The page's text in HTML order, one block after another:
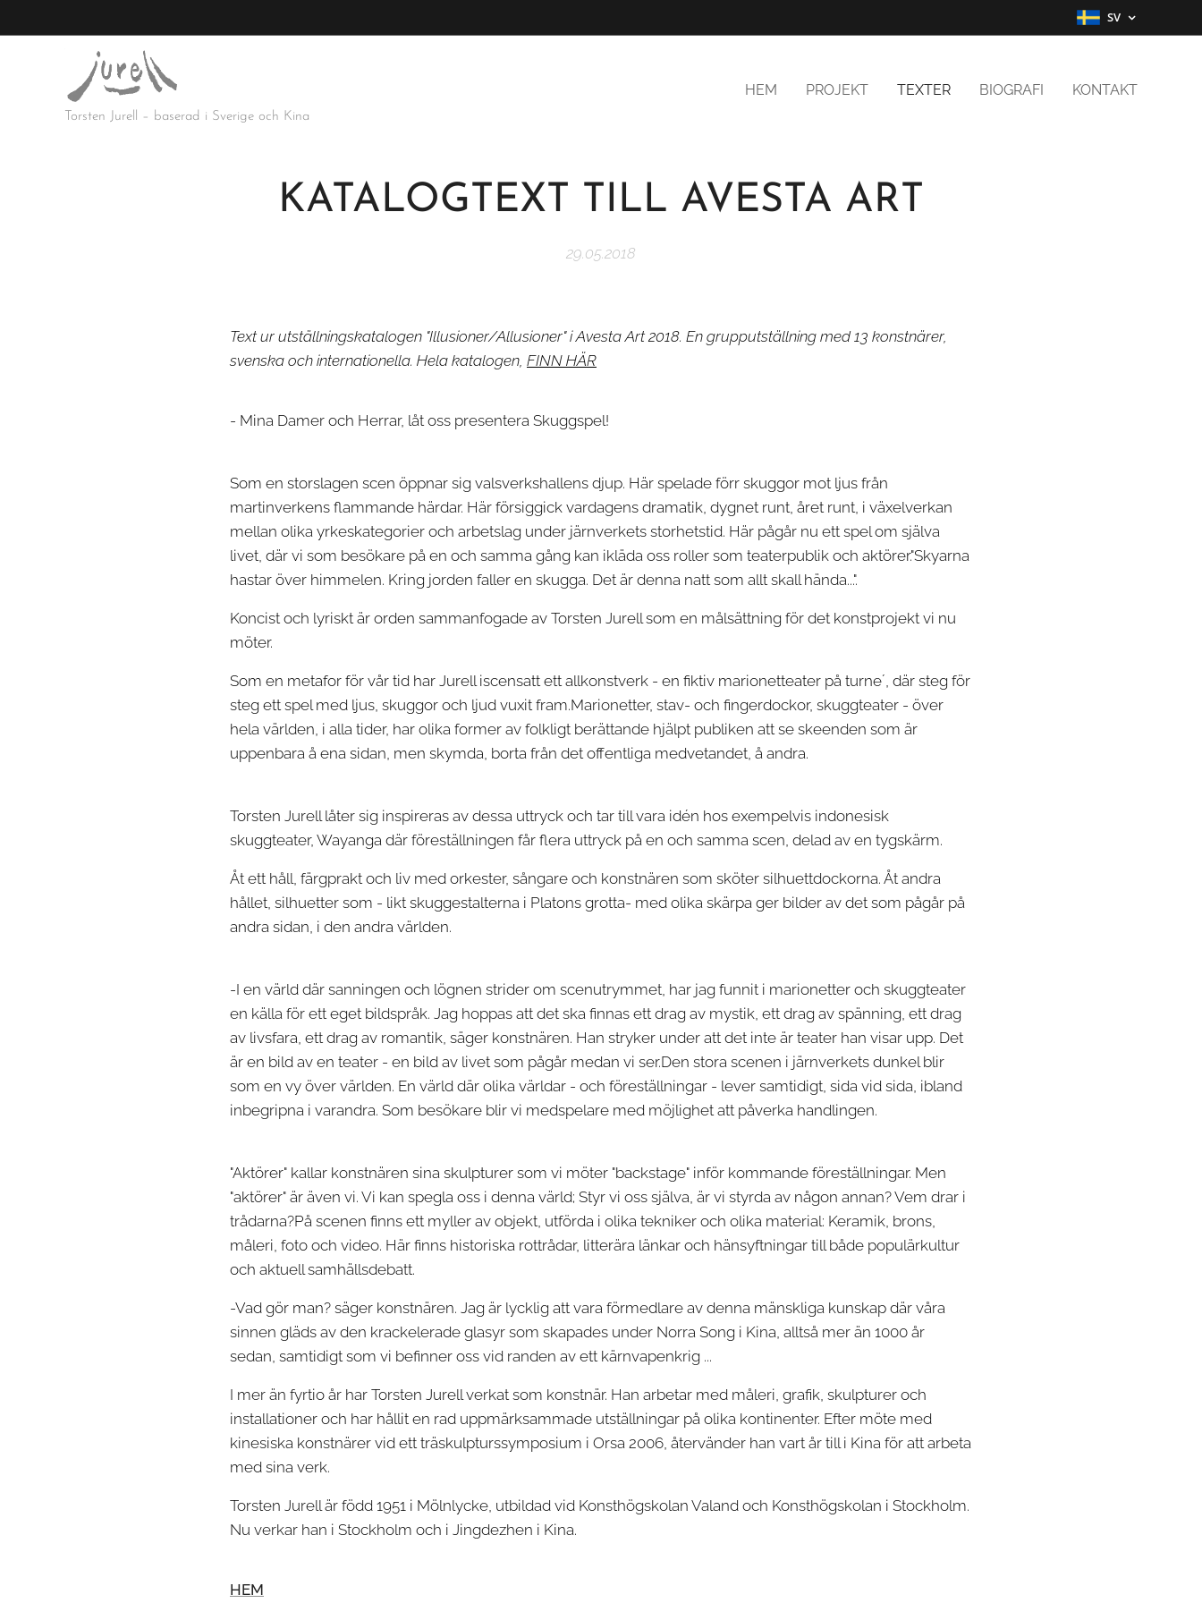
SV
Torsten Jurell – baserad i Sverige och Kina
HEM PROJEKT TEXTER BIOGRAFI KONTAKT
KATALOGTEXT TILL AVESTA ART
29.05.2018
Text ur utställningskatalogen "Illusioner/Allusioner" i Avesta Art 2018. En grupputställning med 13 konstnärer,
svenska och internationella. Hela katalogen, FINN HÄR
- Mina Damer och Herrar, låt oss presentera Skuggspel!
Som en storslagen scen öppnar sig valsverkshallens djup. Här spelade förr skuggor mot ljus från
martinverkens flammande härdar. Här försiggick vardagens dramatik, dygnet runt, året runt, i växelverkan
mellan olika yrkeskategorier och arbetslag under järnverkets storhetstid. Här pågår nu ett spel om själva
livet, där vi som besökare på en och samma gång kan ikläda oss roller som teaterpublik och aktörer."Skyarna
hastar över himmelen. Kring jorden faller en skugga. Det är denna natt som allt skall hända...".
Koncist och lyriskt är orden sammanfogade av Torsten Jurell som en målsättning för det konstprojekt vi nu
möter.
Som en metafor för vår tid har Jurell iscensatt ett allkonstverk - en fiktiv marionetteater på turne´, där steg för
steg ett spel med ljus, skuggor och ljud vuxit fram.Marionetter, stav- och fingerdockor, skuggteater - över
hela världen, i alla tider, har olika former av folkligt berättande hjälpt publiken att se skeenden som är
uppenbara å ena sidan, men skymda, borta från det offentliga medvetandet, å andra.
Torsten Jurell låter sig inspireras av dessa uttryck och tar till vara idén hos exempelvis indonesisk
skuggteater, Wayanga där föreställningen får flera uttryck på en och samma scen, delad av en tygskärm.
Åt ett håll, färgprakt och liv med orkester, sångare och konstnären som sköter silhuettdockorna. Åt andra
hållet, silhuetter som - likt skuggestalterna i Platons grotta- med olika skärpa ger bilder av det som pågår på
andra sidan, i den andra världen.
-I en värld där sanningen och lögnen strider om scenutrymmet, har jag funnit i marionetter och skuggteater
en källa för ett eget bildspråk. Jag hoppas att det ska finnas ett drag av mystik, ett drag av spänning, ett drag
av livsfara, ett drag av romantik, säger konstnären. Han stryker under att det inte är teater han visar upp. Det
är en bild av en teater - en bild av livet som pågår medan vi ser.Den stora scenen i järnverkets dunkel blir
som en vy över världen. En värld där olika världar - och föreställningar - lever samtidigt, sida vid sida, ibland
inbegripna i varandra. Som besökare blir vi medspelare med möjlighet att påverka handlingen.
"Aktörer" kallar konstnären sina skulpturer som vi möter "backstage" inför kommande föreställningar. Men
"aktörer" är även vi. Vi kan spegla oss i denna värld; Styr vi oss själva, är vi styrda av någon annan? Vem drar i
trådarna?På scenen finns ett myller av objekt, utförda i olika tekniker och olika material: Keramik, brons,
måleri, foto och video. Här finns historiska rottrådar, litterära länkar och hänsyftningar till både populärkultur
och aktuell samhällsdebatt.
-Vad gör man? säger konstnären. Jag är lycklig att vara förmedlare av denna mänskliga kunskap där våra
sinnen gläds av den krackelerade glasyr som skapades under Norra Song i Kina, alltså mer än 1000 år
sedan, samtidigt som vi befinner oss vid randen av ett kärnvapenkrig ...
I mer än fyrtio år har Torsten Jurell verkat som konstnär. Han arbetar med måleri, grafik, skulpturer och
installationer och har hållit en rad uppmärksammade utställningar på olika kontinenter. Efter möte med
kinesiska konstnärer vid ett träskulpturssymposium i Orsa 2006, återvänder han vart år till i Kina för att arbeta
med sina verk.
Torsten Jurell är född 1951 i Mölnlycke, utbildad vid Konsthögskolan Valand och Konsthögskolan i Stockholm.
Nu verkar han i Stockholm och i Jingdezhen i Kina.
HEM